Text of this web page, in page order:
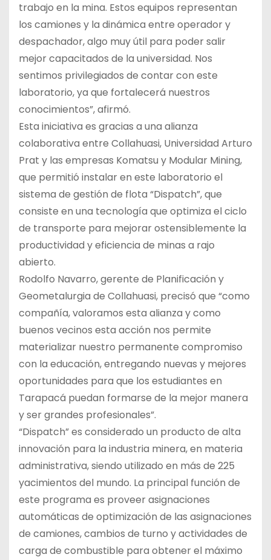
trabajo en la mina. Estos equipos representan
los camiones y la dinámica entre operador y
despachador, algo muy útil para poder salir
mejor capacitados de la universidad. Nos
sentimos privilegiados de contar con este
laboratorio, ya que fortalecerá nuestros
conocimientos”, afirmó.
Esta iniciativa es gracias a una alianza
colaborativa entre Collahuasi, Universidad Arturo
Prat y las empresas Komatsu y Modular Mining,
que permitió instalar en este laboratorio el
sistema de gestión de flota “Dispatch”, que
consiste en una tecnología que optimiza el ciclo
de transporte para mejorar ostensiblemente la
productividad y eficiencia de minas a rajo
abierto.
Rodolfo Navarro, gerente de Planificación y
Geometalurgia de Collahuasi, precisó que “como
compañía, valoramos esta alianza y como
buenos vecinos esta acción nos permite
materializar nuestro permanente compromiso
con la educación, entregando nuevas y mejores
oportunidades para que los estudiantes en
Tarapacá puedan formarse de la mejor manera
y ser grandes profesionales”.
“Dispatch” es considerado un producto de alta
innovación para la industria minera, en materia
administrativa, siendo utilizado en más de 225
yacimientos del mundo. La principal función de
este programa es proveer asignaciones
automáticas de optimización de las asignaciones
de camiones, cambios de turno y actividades de
carga de combustible para obtener el máximo